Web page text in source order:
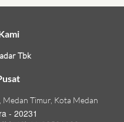
Tbk
Medan Timur, Kota Medan
- 20231